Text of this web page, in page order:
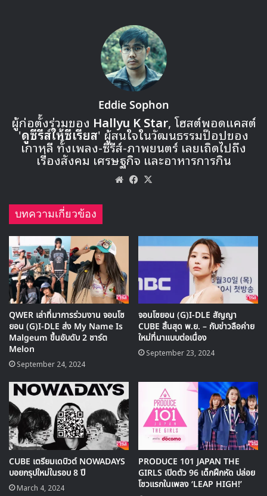
🎙GYUBIN ปลื้มเมืองไทยขนาดไหน? ถึงกลับมาถ่าย
MV เพลงใหม่ LIKE U 100 ที่กรุงเทพ
▶ คลิกดูสัมภาษณ์พิเศษ
สร้างความประทับใจตั้งแต่การแข่งใน Produce 101 มาจนถึง
3
จอนโซยอน จะเป็นศิลปินหญิงโซโลคนที่ 2 ของ CUBE
Entertainment ต่อจาก ฮยอนอา คอยติดตามการเดบิวต์ของ
เธอได้ในเดือน พฤศจิกายน
Source1
PRODUCE 101
Eddie Sophon
ผู้ก่อตั้งร่วมของ Hallyu K Star, โฮสต์พอดแคสต์
'ดูซีรีส์ให้ซีเรียส' ผู้สนใจในวัฒนธรรมป๊อปของ
เกาหลี ทั้งเพลง-ซีรีส์-ภาพยนตร์ เลยเถิดไปถึง
เรื่องสังคม เศรษฐกิจ และอาหารการกิน
WebsiteFacebook
บทความเกี่ยวข้อง
QWER เล่าที่มาการร่วมงาน จอนโซ
ยอน (G)I-DLE ส่ง My Name Is
Malgeum ขึ้นอับดับ 2 ชาร์ต
Melon
September 24, 2024
จอนโซยอน (G)I-DLE สัญญา
CUBE สิ้นสุด พ.ย. – กับข่าวลือค่าย
ใหม่ที่มาแบบต่อเนื่อง
September 23, 2024
CUBE เตรียมเดบิวต์ NOWADAYS
บอยกรุปใหม่ในรอบ 8 ปี
March 4, 2024
PRODUCE 101 JAPAN THE
GIRLS เปิดตัว 96 เด็กฝึกหัด ปล่อย
โชวแรกในเพลง ‘LEAP HIGH!’